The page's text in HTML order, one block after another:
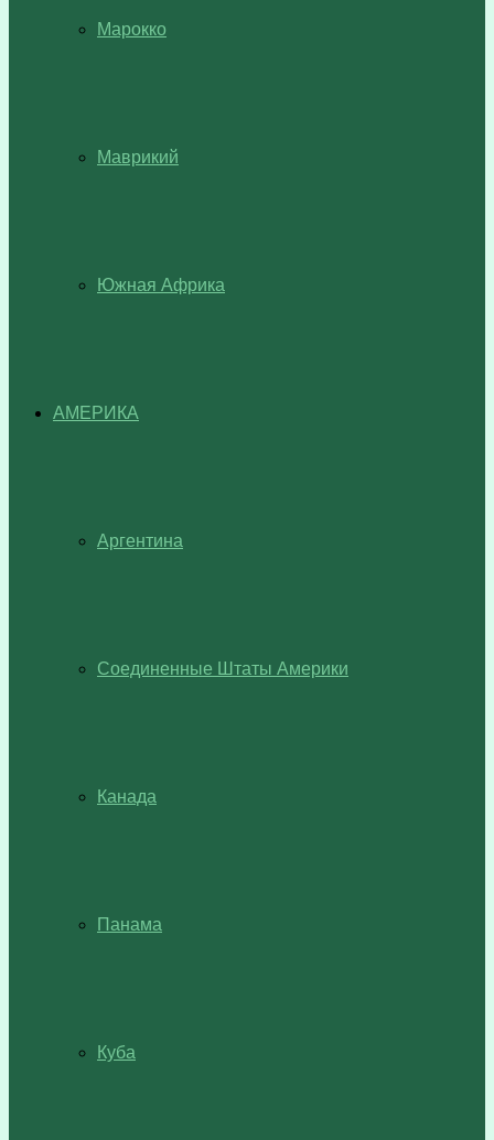
Марокко
Маврикий
Южная Африка
АМЕРИКА
Аргентина
Соединенные Штаты Америки
Канада
Панама
Куба